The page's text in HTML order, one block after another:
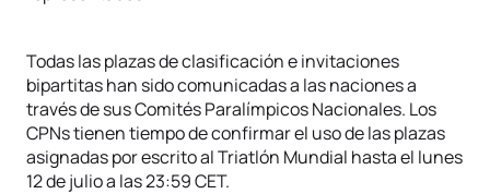
Todas las plazas de clasificación e invitaciones
bipartitas han sido comunicadas a las naciones a
través de sus Comités Paralímpicos Nacionales. Los
CPNs tienen tiempo de confirmar el uso de las plazas
asignadas por escrito al Triatlón Mundial hasta el lunes
12 de julio a las 23:59 CET.